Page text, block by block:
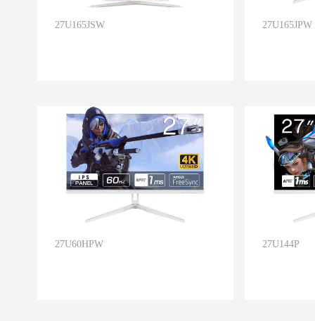
27U165JSW 27U165JPW
27U60HPW 27U144P